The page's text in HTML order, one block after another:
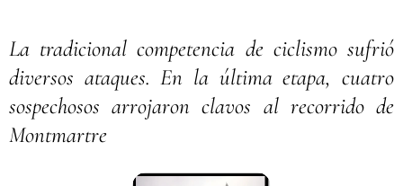
La tradicional competencia de ciclismo sufrió
diversos ataques. En la última etapa, cuatro
sospechosos arrojaron clavos al recorrido de
Montmartre